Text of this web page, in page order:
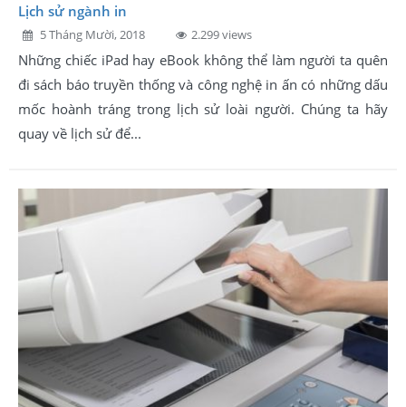
Lịch sử ngành in
5 Tháng Mười, 2018 2.299 views
Những chiếc iPad hay eBook không thể làm người ta quên
đi sách báo truyền thống và công nghệ in ấn có những dấu
mốc hoành tráng trong lịch sử loài người. Chúng ta hãy
quay về lịch sử để...